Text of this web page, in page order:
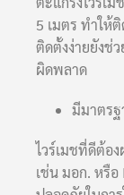
5 เมตร ทำให้ติ
ติดตั้งง่ายยังช่
ผิดพลาด
มีมาตรฐ
ไวร์เมชที่ดีต้อ
เช่น มอก. หรื